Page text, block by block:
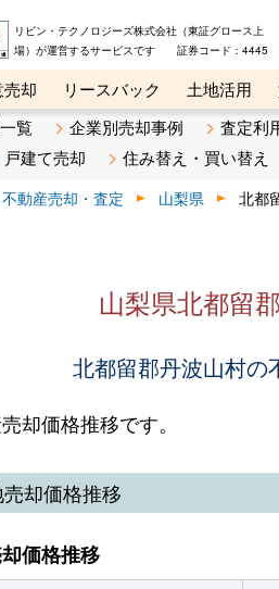
リビン・テクノロジーズ株式会社（東証グロース上
場）が運営するサービスです 証券コード：4445
却 リースバック 土地活用
パニー オンライン講座 リビン
覧 企業別売却事例 査定利
戸建て売却 住み替え・買い替え
不動産売却・査定 山梨県 北都
山梨県北都留
北都留郡丹波山村の
却価格推移です。
却価格推移
価格推移